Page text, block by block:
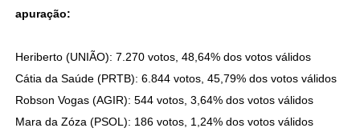
apuração:
Heriberto (UNIÃO): 7.270 votos, 48,64% dos votos válidos
Cátia da Saúde (PRTB): 6.844 votos, 45,79% dos votos válidos
Robson Vogas (AGIR): 544 votos, 3,64% dos votos válidos
Mara da Zóza (PSOL): 186 votos, 1,24% dos votos válidos